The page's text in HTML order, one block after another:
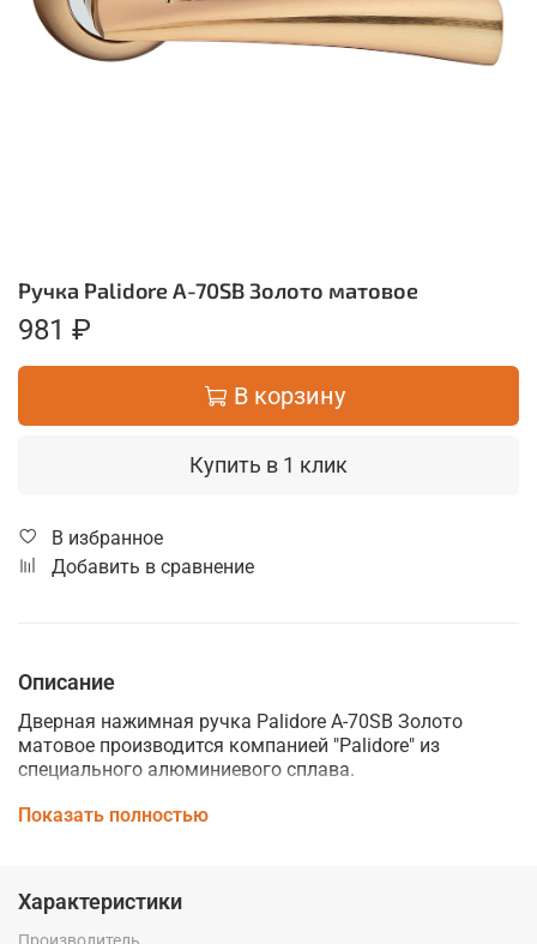
Ручка Palidore A-70SB Золото матовое
981 ₽
В корзину
Купить в 1 клик
В избранное
Добавить в сравнение
Описание
Дверная нажимная ручка Palidore A-70SB Золото
матовое производится компанией "Palidore" из
специального алюминиевого сплава.
Дверные ручки Palidore изготавливаются по
и идеально подойдут к интерьеру любого помещения,
подчеркнув его элегантность и стиль.
Показать полностью
Характеристики